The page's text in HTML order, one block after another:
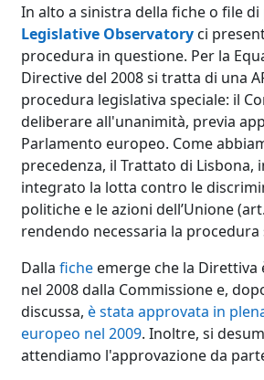
In alto a sinistra della fiche o file
Legislative Observatory ci
procedura in questione. Per la
Directive del 2008 si tratta di una
procedura legislativa speciale: il
deliberare all'unanimità, previa
Parlamento europeo. Come
precedenza, il Trattato di Lisbona,
integrato la lotta contro le
politiche e le azioni dell’Unione
rendendo necessaria la procedura
Dalla fiche emerge che la
nel 2008 dalla Commissione e,
discussa, è stata approvata in
europeo nel 2009. Inoltre, si
attendiamo l'approvazione da